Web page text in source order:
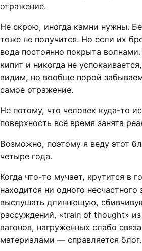
отражение.
Не скрою, иногда камни нужны.
тоже не получится. Но если их
вода постоянно покрыта
кипит и никогда не
видим, но вообще порой
самое отражение.
Не потому, что человек куда-то
поверхность всё время занята
Возможно, поэтому я веду этот
четыре года.
Когда что-то мучает, крутится в
находится ни одного несчастного
выслушать длиннющую,
рассуждений, «train of thought»
вагонов, нагруженных слабо
материалами — справляется блог.